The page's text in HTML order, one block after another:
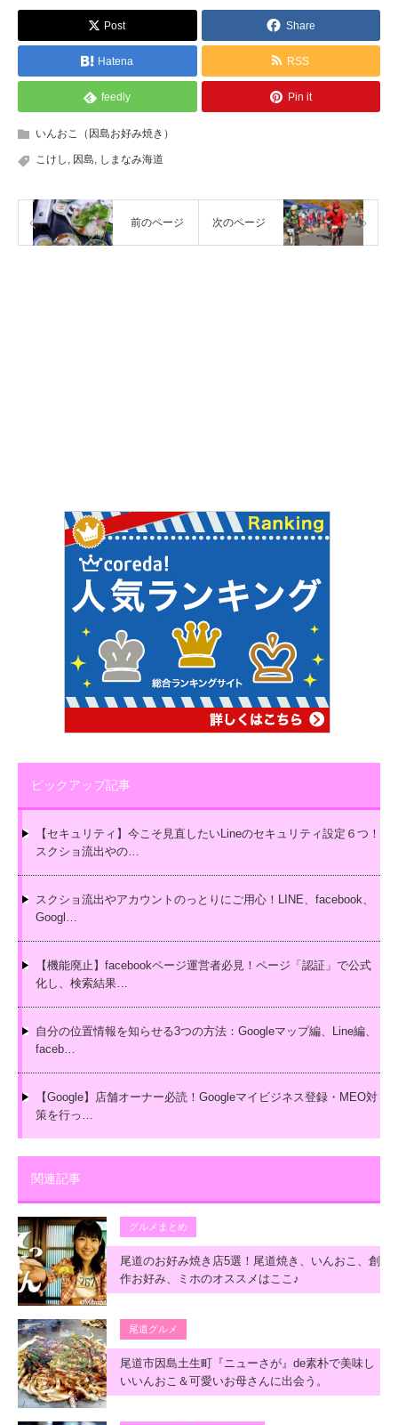
Post Share
Hatena RSS
feedly Pin it
いんおこ（因島お好み焼き）
こけし , 因島, しまなみ海道
前のページ 次のページ
ピックアップ記事
【セキュリティ】今こそ見直したいLineのセキュリティ設定６つ！
スクショ流出やの…
スクショ流出やアカウントのっとりにご用心！LINE、facebook、
Googl…
【機能廃止】facebookページ運営者必見！ページ「認証」で公式
化し、検索結果…
自分の位置情報を知らせる3つの方法：Googleマップ編、Line編、
faceb…
【Google】店舗オーナー必読！Googleマイビジネス登録・MEO対
策を行っ…
関連記事
グルメまとめ
尾道のお好み焼き店5選！尾道焼き、いんおこ、創
作お好み、ミホのオススメはここ♪
尾道グルメ
尾道市因島土生町『ニューさが』de素朴で美味し
いいんおこ＆可愛いお母さんに出会う。